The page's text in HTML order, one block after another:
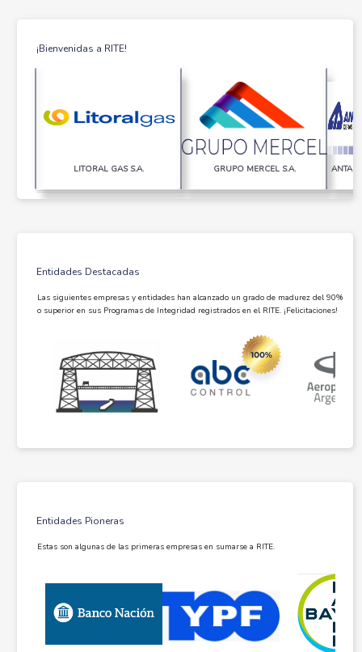
¡Bienvenidas a RITE!
LITORAL GAS S.A. GRUPO MERCEL S.A.
Entidades Destacadas
Las siguientes empresas y entidades han alcanzado un grado de madurez del 90%
o superior en sus Programas de Integridad registrados en el RITE. ¡Felicitaciones!
Entidades Pioneras
Estas son algunas de las primeras empresas en sumarse a RITE.